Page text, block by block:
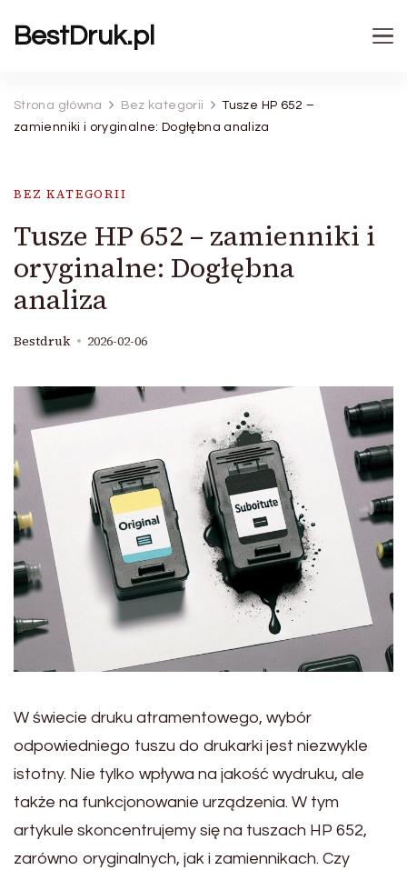
BestDruk.pl
Strona główna Bez kategorii
Tusze HP 652 –
zamienniki i oryginalne: Dogłębna analiza
BEZ KATEGORII
Tusze HP 652 – zamienniki i
oryginalne: Dogłębna
analiza
Bestdruk 2026-02-06
W świecie druku atramentowego, wybór
odpowiedniego tuszu do drukarki jest niezwykle
istotny. Nie tylko wpływa na jakość wydruku, ale
także na funkcjonowanie urządzenia. W tym
artykule skoncentrujemy się na tuszach HP 652,
zarówno oryginalnych, jak i zamiennikach. Czy